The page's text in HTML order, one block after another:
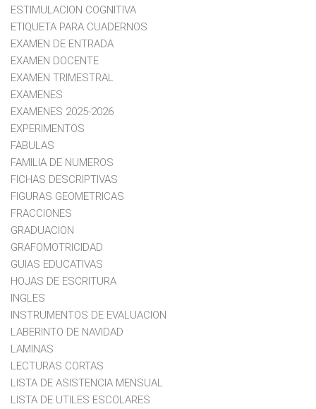
ESTIMULACION COGNITIVA
ETIQUETA PARA CUADERNOS
EXAMEN DE ENTRADA
EXAMEN DOCENTE
EXAMEN TRIMESTRAL
EXAMENES
EXAMENES 2025-2026
EXPERIMENTOS
FABULAS
FAMILIA DE NUMEROS
FICHAS DESCRIPTIVAS
FIGURAS GEOMETRICAS
FRACCIONES
GRADUACION
GRAFOMOTRICIDAD
GUIAS EDUCATIVAS
HOJAS DE ESCRITURA
INGLES
INSTRUMENTOS DE EVALUACION
LABERINTO DE NAVIDAD
LAMINAS
LECTURAS CORTAS
LISTA DE ASISTENCIA MENSUAL
LISTA DE UTILES ESCOLARES